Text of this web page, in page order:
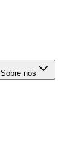
Sobre nós